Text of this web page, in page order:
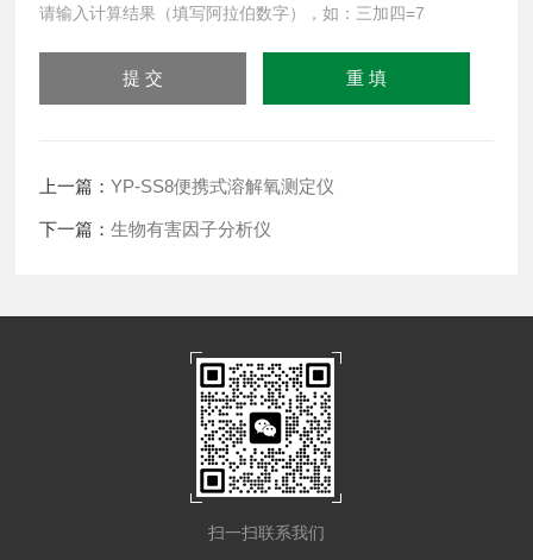
请输入计算结果（填写阿拉伯数字），如：三加四=7
上一篇：YP-SS8便携式溶解氧测定仪
下一篇：生物有害因子分析仪
扫一扫联系我们